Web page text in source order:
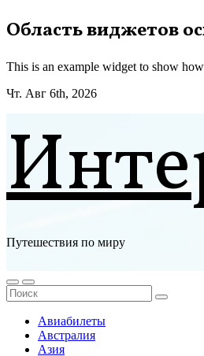
Перейти
к
Область виджетов
This is an example widget to show
Чт. Авг 6th, 2026
Путешествия по миру
Авиабилеты
Австралия
Азия